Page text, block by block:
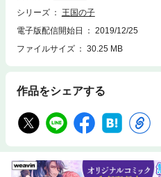
シリーズ
王国の子
電子版配信開始日
2019/12/25
ファイルサイズ
30.25 MB
作品をシェアする